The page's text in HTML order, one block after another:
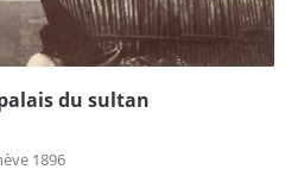
du sultan
1896